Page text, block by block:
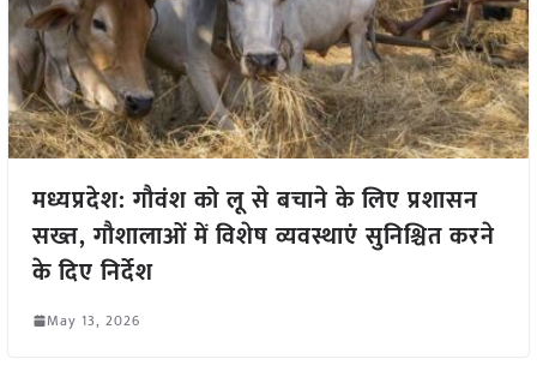
मध्यप्रदेश: गौवंश को लू से बचाने के लिए प्रशासन
सख्त, गौशालाओं में विशेष व्यवस्थाएं सुनिश्चित करने
के दिए निर्देश
May 13, 2026